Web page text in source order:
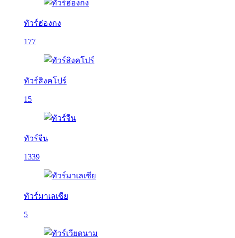
ทัวร์ฮ่องกง
177
ทัวร์สิงคโปร์
15
ทัวร์จีน
1339
ทัวร์มาเลเซีย
5